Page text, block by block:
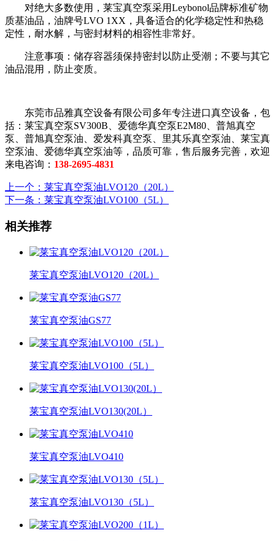
对绝大多数使用，莱宝真空泵采用Leybonol品牌标准矿物
质基油品，油牌号LVO 1XX，具备适合的化学稳定性和热稳
定性，耐水解，与密封材料的相容性非常好。
注意事项：储存容器须保持密封以防止受潮；不要与其它
油品混用，防止变质。
东莞市品雅真空设备有限公司多年专注进口真空设备，包
括：莱宝真空泵SV300B、爱德华真空泵E2M80、普旭真空
泵、普旭真空泵油、爱发科真空泵、里其乐真空泵油、莱宝真
空泵油、爱德华真空泵油等，品质可靠，售后服务完善，欢迎
来电咨询： 138-2695-4831
上一个 ：莱宝真空泵油LVO120（20L）
下一条 ：莱宝真空泵油LVO100（5L）
相关推荐
莱宝真空泵油LVO120（20L）
莱宝真空泵油GS77
莱宝真空泵油LVO100（5L）
莱宝真空泵油LVO130(20L）
莱宝真空泵油LVO410
莱宝真空泵油LVO130（5L）